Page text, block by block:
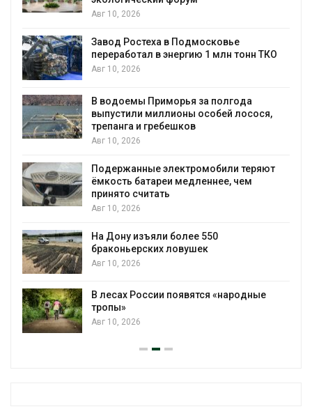
Авг 10, 2026
Завод Ростеха в Подмосковье
переработал в энергию 1 млн тонн ТКО
Авг 10, 2026
В водоемы Приморья за полгода
выпустили миллионы особей лосося,
трепанга и гребешков
Авг 10, 2026
Подержанные электромобили теряют
ёмкость батареи медленнее, чем
принято считать
Авг 10, 2026
На Дону изъяли более 550
браконьерских ловушек
Авг 10, 2026
В лесах России появятся «народные
тропы»
Авг 10, 2026